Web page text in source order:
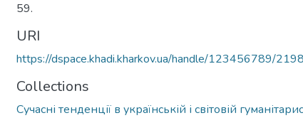
59.
URI
https://dspace.khadi.kharkov.ua/handle/123456789/
Collections
Сучасні тенденції в українській і світовій